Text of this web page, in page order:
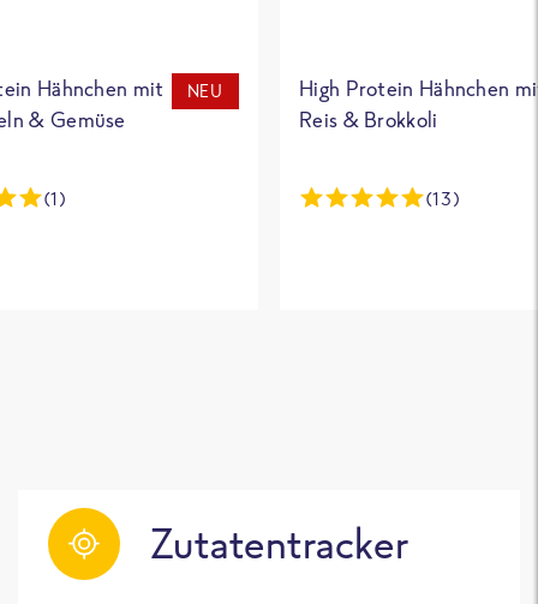
Hähnchen mit
& Gemüse
NEU
(1)
High Protein Hähnchen
Reis & Brokkoli
(13)
Zutatentracker